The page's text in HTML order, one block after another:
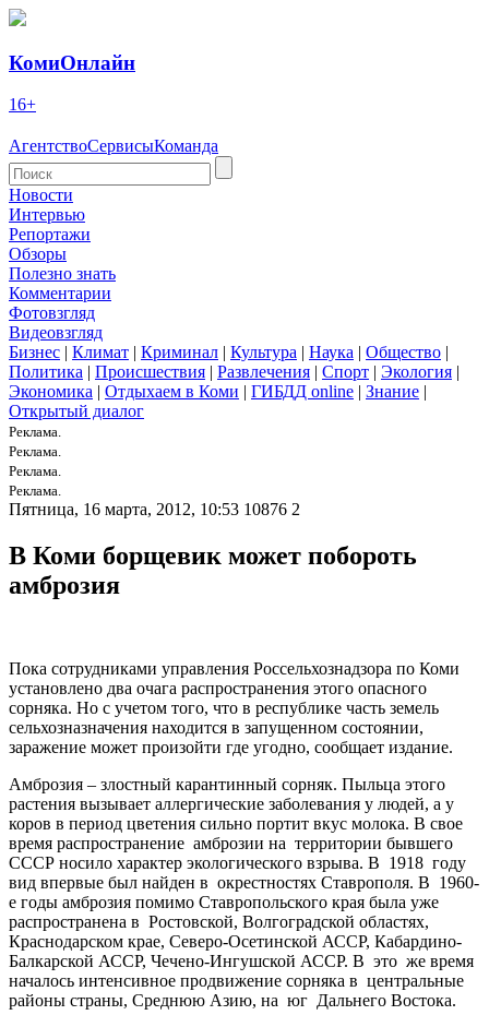
КомиОнлайн
16+
АгентствоСервисыКоманда
Новости
Интервью
Репортажи
Обзоры
Полезно знать
Комментарии
Фотовзгляд
Видеовзгляд
Бизнес | Климат | Криминал | Культура | Наука | Общество |
Политика | Происшествия | Развлечения | Спорт | Экология |
Экономика | Отдыхаем в Коми | ГИБДД online | Знание |
Открытый диалог
Реклама.
Реклама.
Реклама.
Реклама.
Пятница, 16 марта, 2012, 10:53 10876 2
В Коми борщевик может побороть
амброзия
Пока сотрудниками управления Россельхознадзора по Коми
установлено два очага распространения этого опасного
сорняка. Но с учетом того, что в республике часть земель
сельхозназначения находится в запущенном состоянии,
заражение может произойти где угодно, сообщает издание.
Амброзия – злостный карантинный сорняк. Пыльца этого
растения вызывает аллергические заболевания у людей, а у
коров в период цветения сильно портит вкус молока. В свое
время распространение амброзии на территории бывшего
СССР носило характер экологического взрыва. В 1918 году
вид впервые был найден в окрестностях Ставрополя. В 1960-
е годы амброзия помимо Ставропольского края была уже
распространена в Ростовской, Волгоградской областях,
Краснодарском крае, Северо-Осетинской АССР, Кабардино-
Балкарской АССР, Чечено-Ингушской АССР. В это же время
началось интенсивное продвижение сорняка в центральные
районы страны, Среднюю Азию, на юг Дальнего Востока.